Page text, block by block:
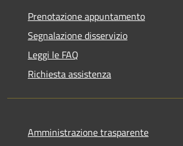
Prenotazione appuntamento
Segnalazione disservizio
Leggi le FAQ
Richiesta assistenza
Amministrazione trasparente